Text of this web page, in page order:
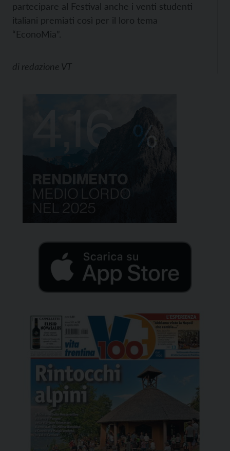
partecipare al Festival anche i venti studenti
italiani premiati così per il loro tema
“EconoMia”.
di redazione VT